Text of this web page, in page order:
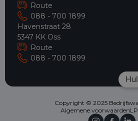
Route
088 - 700 1899
Havenstraat 28
5347 KK Oss
Route
088 - 700 1899
Copyright © 2025
Algemene voorwaarden